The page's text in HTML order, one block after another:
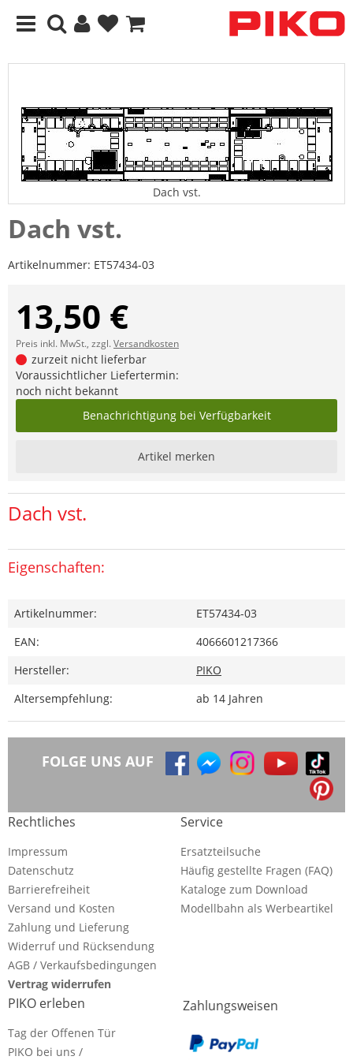
Dach vst.
Dach vst.
Artikelnummer: ET57434-03
13,50 €
Preis inkl. MwSt., zzgl.Versandkosten
zurzeit nicht lieferbar
Voraussichtlicher Liefertermin:
noch nicht bekannt
Benachrichtigung bei Verfügbarkeit
Artikel merken
Dach vst.
Eigenschaften:
Artikelnummer:
ET57434-03
EAN:
4066601217366
Hersteller:
PIKO
Altersempfehlung:
ab 14 Jahren
FOLGE UNS AUF
Rechtliches
Impressum
Datenschutz
Barrierefreiheit
Versand und Kosten
Zahlung und Lieferung
Widerruf und Rücksendung
AGB / Verkaufsbedingungen
Vertrag widerrufen
Service
Ersatzteilsuche
Häufig gestellte Fragen (FAQ)
Kataloge zum Download
Modellbahn als Werbeartikel
PIKO erleben
Tag der Offenen Tür
PIKO bei uns /
Zahlungsweisen